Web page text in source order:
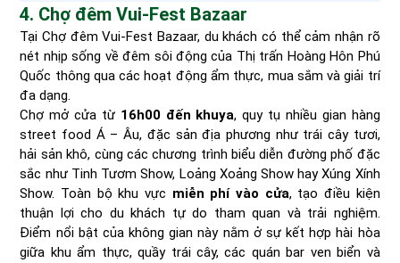
4. Chợ đêm Vui-Fest Bazaar
Tại Chợ đêm Vui-Fest Bazaar, du khách có thể cảm nhận rõ
nét nhịp sống về đêm sôi động của Thị trấn Hoàng Hôn Phú
Quốc thông qua các hoạt động ẩm thực, mua sắm và giải trí
đa dạng.
Chợ mở cửa từ 16h00 đến khuya, quy tụ nhiều gian hàng
street food Á – Âu, đặc sản địa phương như trái cây tươi,
hải sản khô, cùng các chương trình biểu diễn đường phố đặc
sắc như Tinh Tươm Show, Loảng Xoảng Show hay Xúng Xính
Show. Toàn bộ khu vực miễn phí vào cửa, tạo điều kiện
thuận lợi cho du khách tự do tham quan và trải nghiệm.
Điểm nổi bật của không gian này nằm ở sự kết hợp hài hòa
giữa khu ẩm thực, quầy trái cây, các quán bar ven biển và